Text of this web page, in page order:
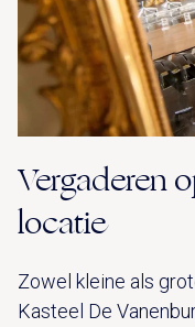
Vergaderen
locatie
Zowel kleine als
Kasteel De